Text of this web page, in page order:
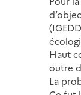
Haut
outre
La